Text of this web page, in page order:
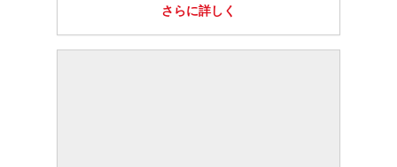
さらに詳しく